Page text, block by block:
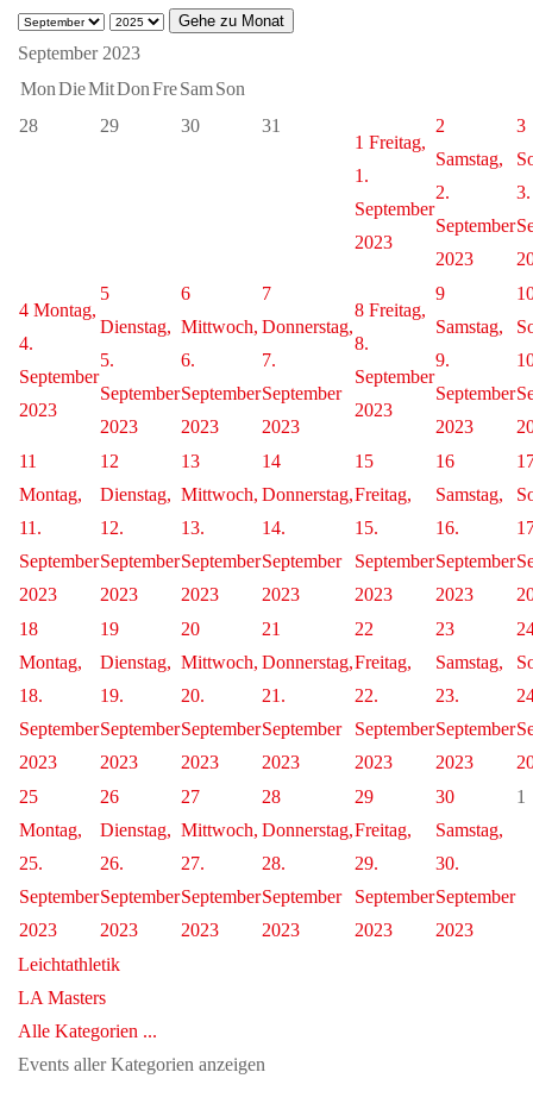
Gehe zu Monat
September 2023
MonDieMitDonFreSamSon
28
29 30
31
1 Freitag,
1.
September
2023
2
Samstag,
2.
September
2023
3
3.
4 Montag,
4.
September
2023
5
Dienstag,
5.
September
2023
6
Mittwoch,
6.
September
2023
7
Donnerstag,
7.
September
2023
8 Freitag,
8.
September
2023
9
Samstag,
9.
September
2023
11
Montag,
11.
September
2023
12
Dienstag,
12.
September
2023
13
Mittwoch,
13.
September
2023
14
Donnerstag,
14.
September
2023
15
Freitag,
15.
September
2023
16
Samstag,
16.
September
2023
18
Montag,
18.
September
2023
19
Dienstag,
19.
September
2023
20
Mittwoch,
20.
September
2023
21
Donnerstag,
21.
September
2023
22
Freitag,
22.
September
2023
23
Samstag,
23.
September
2023
25
Montag,
25.
September
2023
26
Dienstag,
26.
September
2023
27
Mittwoch,
27.
September
2023
28
Donnerstag,
28.
September
2023
29
Freitag,
29.
September
2023
30
Samstag,
30.
September
2023
1
Leichtathletik
LA Masters
Alle Kategorien ...
Events aller Kategorien anzeigen